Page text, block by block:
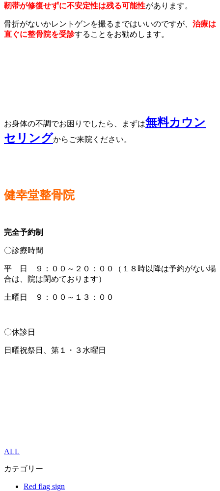
靭帯が修復せずに不安定性は残る可能性があります。
骨折がないかレントゲンを撮るまではいいのですが、 治療は
直ぐに整骨院を受診することをお勧めします。
お身体の不調でお困りでしたら、まずは無料カウン
セリングからご来院ください。
健幸堂整骨院
完全予約制
〇診療時間
平 日 ９：００～２０：００（１８時以降は予約がない場
合は、院は閉めております）
土曜日 ９：００～１３：００
〇休診日
日曜祝祭日、第１・３水曜日
ALL
カテゴリー
Red flag sign